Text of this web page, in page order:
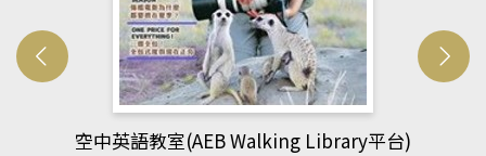
網管人(kono平台)